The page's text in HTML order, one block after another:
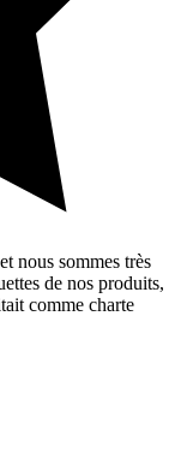
nous sommes très
de nos produits,
comme charte